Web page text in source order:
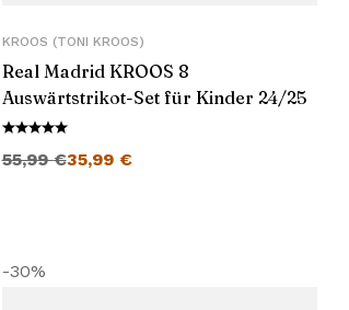
KROOS (TONI KROOS)
Real Madrid KROOS 8
Auswärtstrikot-Set für Kinder 24/25
55,99€35,99 €
-30%